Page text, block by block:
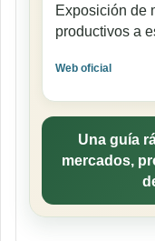
Exposición de
productivos a
Web oficial
Una guía
mercados,